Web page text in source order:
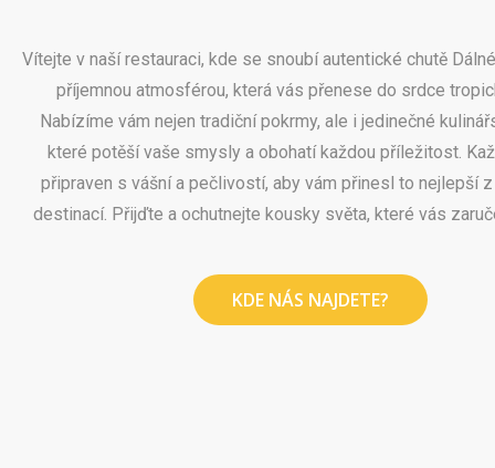
Vítejte v naší restauraci, kde se snoubí autentické chutě
příjemnou atmosférou, která vás přenese do srdce
Nabízíme vám nejen tradiční pokrmy, ale i jedinečné
které potěší vaše smysly a obohatí každou příležitost.
připraven s vášní a pečlivostí, aby vám přinesl to nejlepší
destinací. Přijďte a ochutnejte kousky světa, které vás
KDE NÁS NAJDETE?